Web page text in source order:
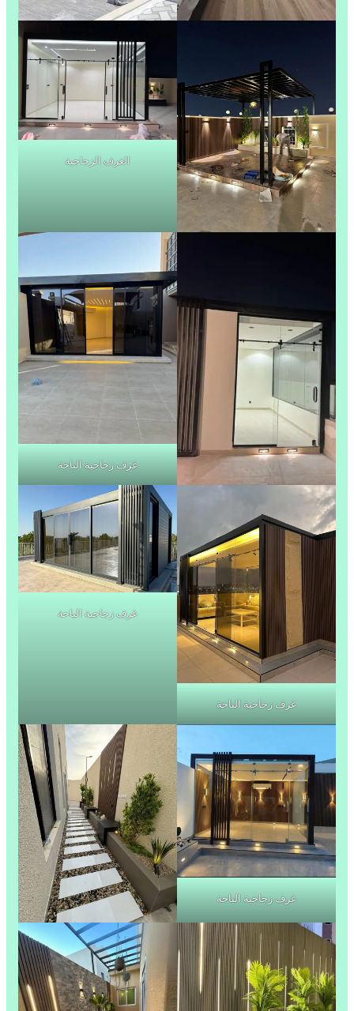
الغرف الزجاجية
غرف زجاجية الباحة
غرف زجاجية الباحة
غرف زجاجية الباحة
غرف زجاجية الباحة